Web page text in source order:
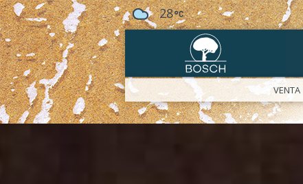
28
VENTA